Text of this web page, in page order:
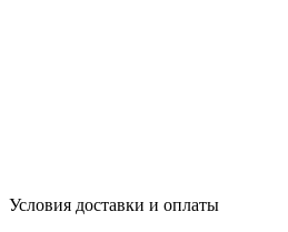
Условия доставки и оплаты